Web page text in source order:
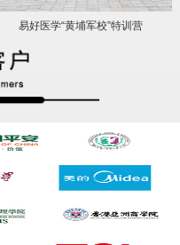
易好医学“黄埔军校”特训营